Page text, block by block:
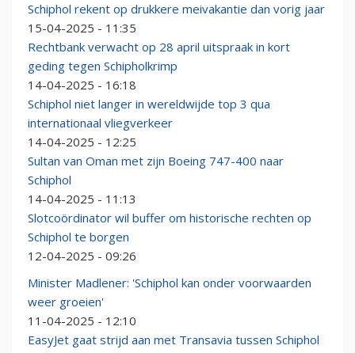
Schiphol rekent op drukkere meivakantie dan vorig jaar
15-04-2025 - 11:35
Rechtbank verwacht op 28 april uitspraak in kort
geding tegen Schipholkrimp
14-04-2025 - 16:18
Schiphol niet langer in wereldwijde top 3 qua
internationaal vliegverkeer
14-04-2025 - 12:25
Sultan van Oman met zijn Boeing 747-400 naar
Schiphol
14-04-2025 - 11:13
Slotcoördinator wil buffer om historische rechten op
Schiphol te borgen
12-04-2025 - 09:26
Minister Madlener: 'Schiphol kan onder voorwaarden
weer groeien'
11-04-2025 - 12:10
EasyJet gaat strijd aan met Transavia tussen Schiphol